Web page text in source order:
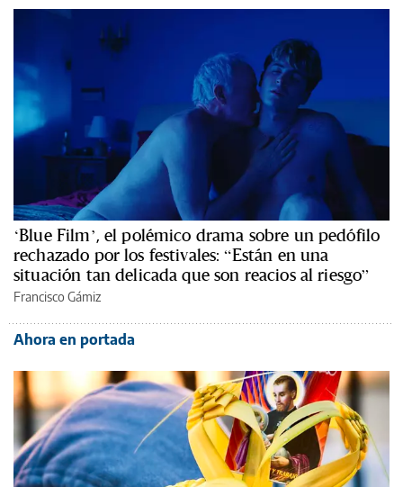
‘Blue Film’, el polémico drama sobre un pedófilo
rechazado por los festivales: “Están en una
situación tan delicada que son reacios al riesgo”
Francisco Gámiz
Ahora en portada